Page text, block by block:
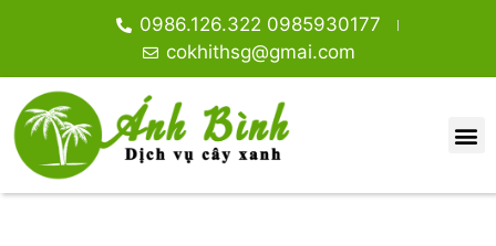
0986.126.322 0985930177
cokhithsg@gmai.com